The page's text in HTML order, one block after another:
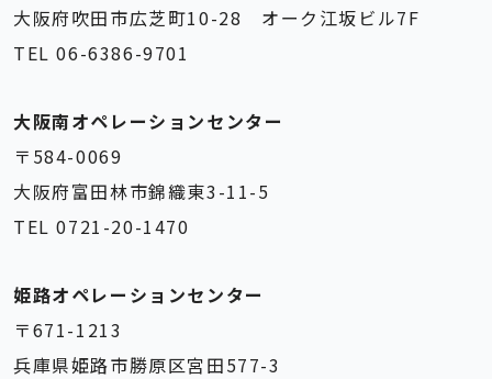
大阪府吹田市広芝町10-28 オーク江坂ビル7F
TEL 06-6386-9701
大阪南オペレーションセンター
〒584-0069
大阪府富田林市錦織東3-11-5
TEL 0721-20-1470
姫路オペレーションセンター
〒671-1213
兵庫県姫路市勝原区宮田577-3